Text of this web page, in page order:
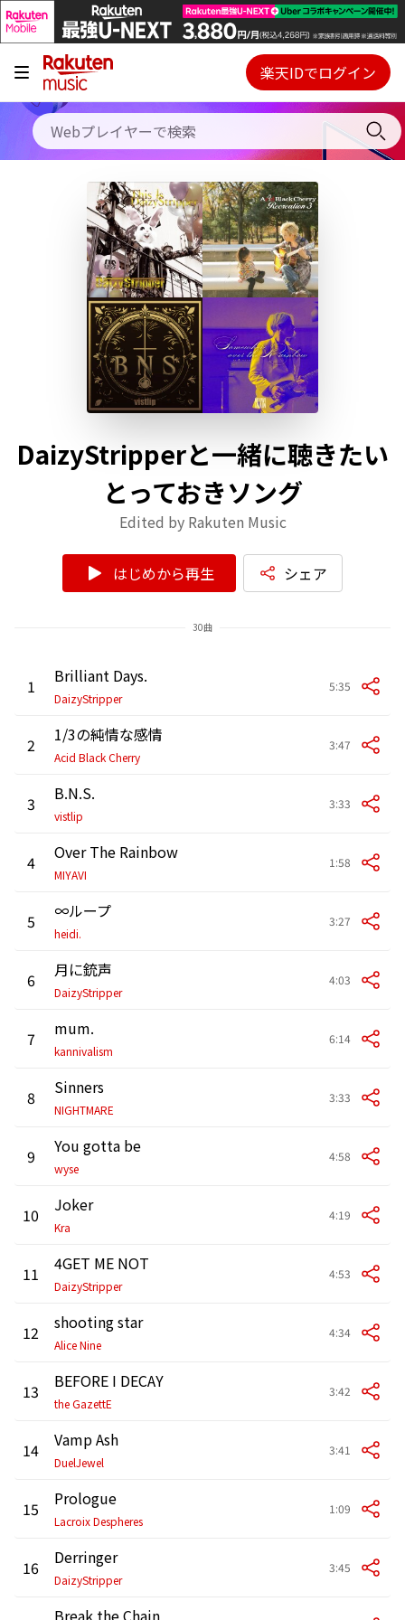
キャンペーン
料金プラン
使い方
初回30日間無料お試し
Webプレイヤー
ご契約内容の確認・変更
楽天IDでログイン
DaizyStripperと一緒に聴きたい
とっておきソング
Edited by Rakuten Music
はじめから再生 シェア
30曲
1 Brilliant Days.
DaizyStripper
5:35
2 1/3の純情な感情
Acid Black Cherry
3:47
3 B.N.S.
vistlip
3:33
4 Over The Rainbow
MIYAVI
1:58
5 ∞ループ
heidi.
3:27
6 月に銃声
DaizyStripper
4:03
7 mum.
kannivalism
6:14
8 Sinners
NIGHTMARE
3:33
9 You gotta be
wyse
4:58
10 Joker
Kra
4:19
11 4GET ME NOT
DaizyStripper
4:53
12 shooting star
Alice Nine
4:34
13 BEFORE I DECAY
the GazettE
3:42
14 Vamp Ash
DuelJewel
3:41
15 Prologue
Lacroix Despheres
1:09
16 Derringer
DaizyStripper
3:45
Break the Chain